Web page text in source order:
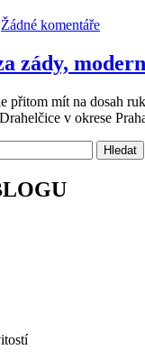
Žádné komentáře
zády,
přitom mít na dosah
v okrese